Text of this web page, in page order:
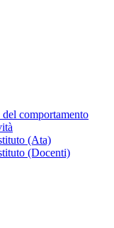
comportamento
(Ata)
(Docenti)